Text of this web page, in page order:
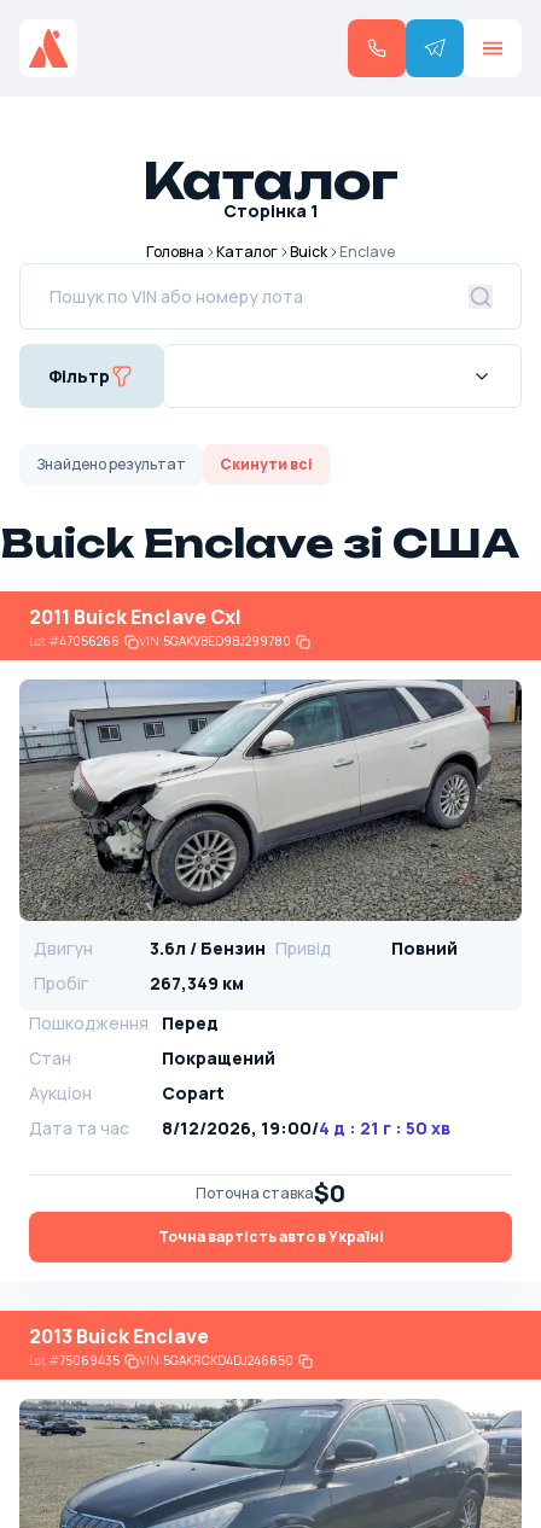
Каталог
Сторінка 1
Головна Каталог Buick Enclave
Фільтр
Знайденорезультат Скинути всі
Buick Enclave зі США
2011 Buick Enclave Cxl
Lot#47056266 VIN:5GAKVBED9BJ299780
Двигун 3.6л / Бензин Привід
Повний
Пробіг
267,349 км
Пошкодження
Перед
Стан
Покращений
Аукціон
Copart
Дата та час
8/12/2026, 19:00/4 д : 21 г : 50 хв
Поточна ставка$0
Точна вартість авто в Україні
2013 Buick Enclave
Lot#75069435 VIN:5GAKRCKD4DJ246650